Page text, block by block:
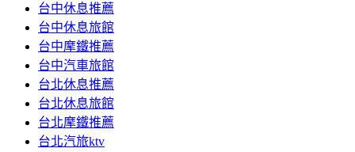
內
容
台中休息推薦
台中休息旅館
台中摩鐵推薦
台中汽車旅館
台北休息推薦
台北休息旅館
台北摩鐵推薦
台北汽旅ktv